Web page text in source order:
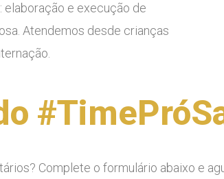
elaboração e execução de
Atendemos desde crianças
Complete o formulário abaixo e